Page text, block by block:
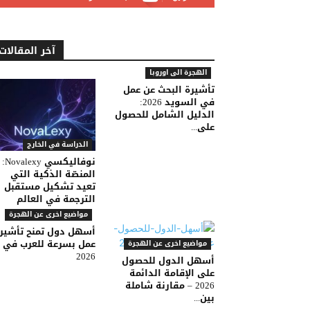
آخر
الدراسة في الخارج
نوفاليكسي Novalexy:
المنصّة الذكية التي
تعيد تشكيل مستقبل
الترجمة في العالم
الهجرة الى اوروبا
تأشيرة البحث عن عمل
في السويد 2026:
الدليل الشامل للحصول
على...
مواضيع اخرى عن الهجرة
أسهل دول تمنح
عمل بسرعة للعرب في
2026
مواضيع اخرى عن الهجرة
أسهل الدول للحصول
على الإقامة الدائمة
2026 – مقارنة شاملة
بين...